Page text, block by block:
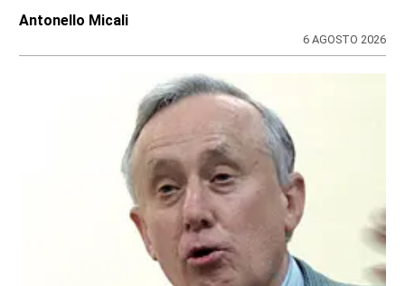
Antonello Micali
6 AGOSTO 2026